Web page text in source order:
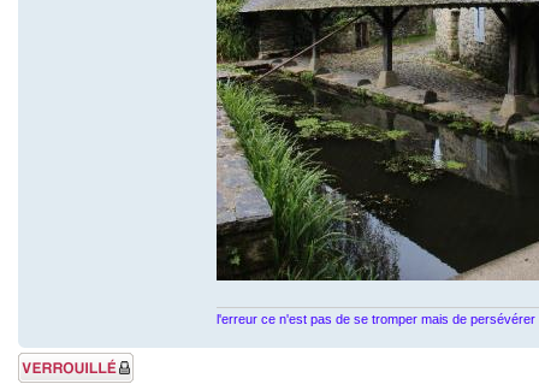
l'erreur ce n'est pas de se tromper mais de
Sujet verrouillé